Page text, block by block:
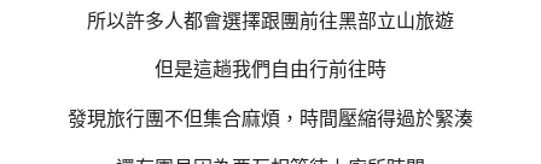
所以許多人都會選擇跟團前往黑部立山旅遊
但是這趟我們自由行前往時
發現旅行團不但集合麻煩， 時間壓縮得過於緊湊